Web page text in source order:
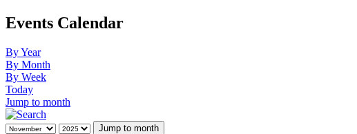
Events Calendar
By Year
By Month
By Week
Today
Jump to month
Jump to month